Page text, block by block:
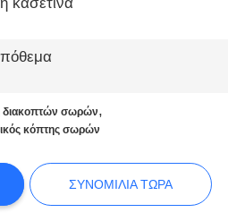
κασετίνα
διακοπτών σωρών,
κόπτης σωρών
ΣΥΝΟΜΙΛΊΑ ΤΏΡΑ